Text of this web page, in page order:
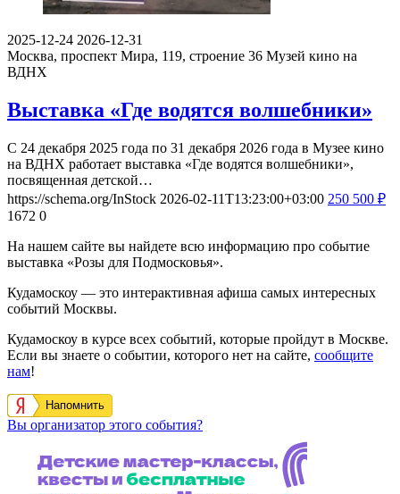
2025-12-24 2026-12-31
Москва, проспект Мира, 119, строение 36 Музей кино на
ВДНХ
Выставка «Где водятся волшебники»
С 24 декабря 2025 года по 31 декабря 2026 года в Музее кино
на ВДНХ работает выставка «Где водятся волшебники»,
посвященная детской…
https://schema.org/InStock 2026-02-11T13:23:00+03:00 250 500 ₽
1672 0
На нашем сайте вы найдете всю информацию про событие
выставка «Розы для Подмосковья».
Кудамоскоу — это интерактивная афиша самых интересных
событий Москвы.
Кудамоскоу в курсе всех событий, которые пройдут в Москве.
Если вы знаете о событии, которого нет на сайте, сообщите
нам!
Напомнить
Вы организатор этого события?